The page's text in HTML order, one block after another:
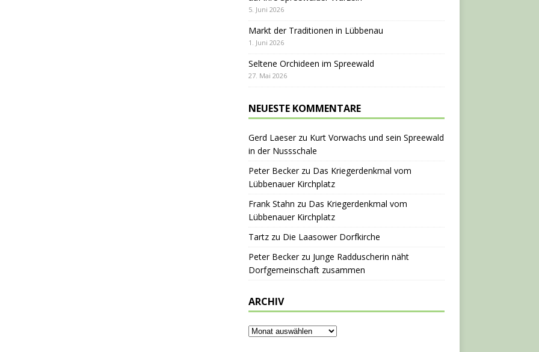
5. Juni 2026
Markt der Traditionen in Lübbenau
1. Juni 2026
Seltene Orchideen im Spreewald
27. Mai 2026
NEUESTE KOMMENTARE
Gerd Laeserzu Kurt Vorwachs und sein Spreewald
in der Nussschale
Peter Beckerzu Das Kriegerdenkmal vom
Lübbenauer Kirchplatz
Frank Stahn zu Das Kriegerdenkmal vom
Lübbenauer Kirchplatz
Tartzzu Die Laasower Dorfkirche
Peter Beckerzu Junge Radduscherin näht
Dorfgemeinschaft zusammen
ARCHIV